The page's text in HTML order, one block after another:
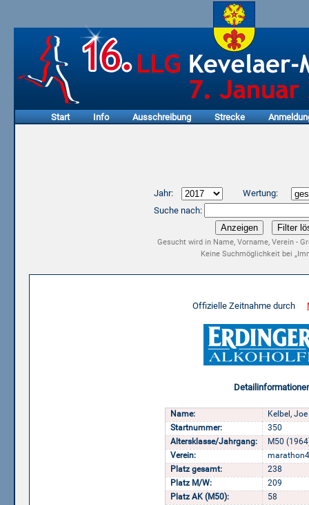
Start Info Ausschreibung Strecke
Jahr:
Wertung:
Suche nach:
Gesucht wird in Name, Vorname, Verein -
Keine Suchmöglichkeit bei
Offizielle Zeitnahme durch
Name:
Kelbel,
Startnummer:
350
Altersklasse/Jahrgang:
M50
Verein:
Platz gesamt:
238
Platz M/W:
209
Platz AK (M50):
58